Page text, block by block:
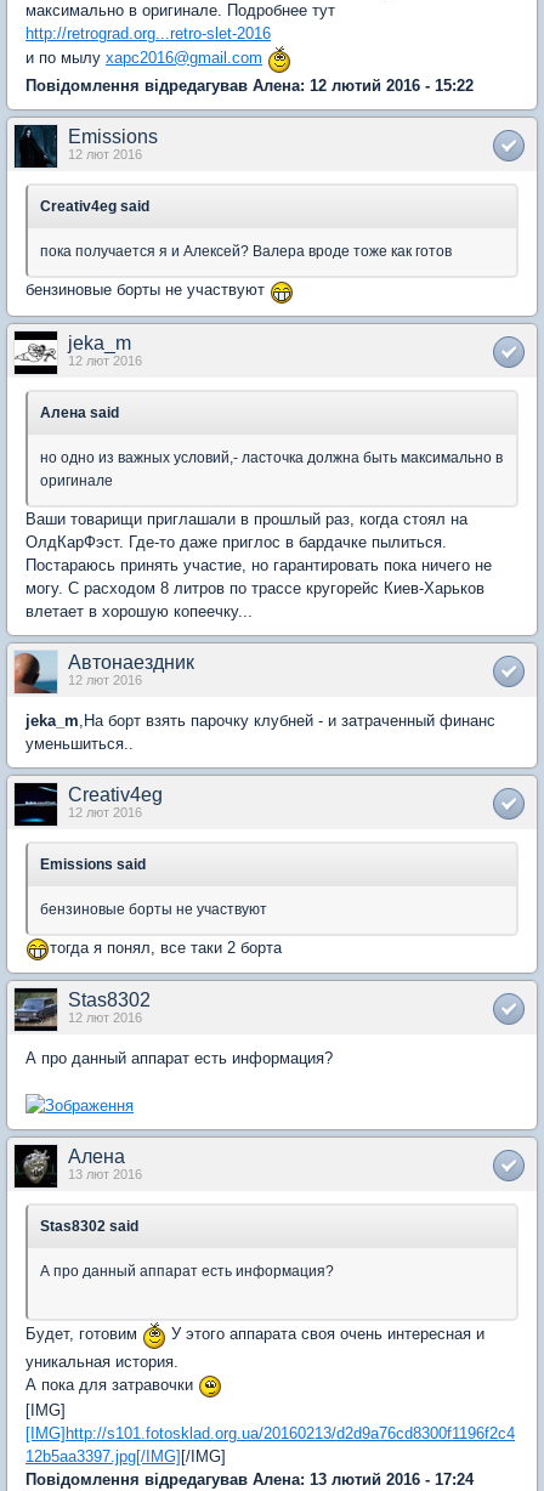
максимально в оригинале. Подробнее тут
http://retrograd.org...retro-slet-2016
и по мылу xapc2016@gmail.com
Повідомлення відредагував Алена: 12 лютий 2016 - 15:22
Emissions
12 лют 2016
Creativ4eg said
пока получается я и Алексей? Валера вроде тоже как готов
бензиновые борты не участвуют
jeka_m
12 лют 2016
Алена said
но одно из важных условий,- ласточка должна быть максимально в
оригинале
Ваши товарищи приглашали в прошлый раз, когда стоял на
ОлдКарФэст. Где-то даже приглос в бардачке пылиться.
Постараюсь принять участие, но гарантировать пока ничего не
могу. С расходом 8 литров по трассе кругорейс Киев-Харьков
влетает в хорошую копеечку...
Автонаездник
12 лют 2016
jeka_m ,На борт взять парочку клубней - и затраченный финанс
уменьшиться..
Creativ4eg
12 лют 2016
Emissions said
бензиновые борты не участвуют
тогда я понял, все таки 2 борта
Stas8302
12 лют 2016
А про данный аппарат есть информация?
Алена
13 лют 2016
Stas8302 said
А про данный аппарат есть информация?
Будет, готовим
У этого аппарата своя очень интересная и
уникальная история.
А пока для затравочки
[IMG]
[IMG]http://s101.fotosklad.org.ua/20160213/d2d9a76cd8300f1196f2c4
12b5aa3397.jpg[/IMG] [/IMG]
Повідомлення відредагував Алена: 13 лютий 2016 - 17:24